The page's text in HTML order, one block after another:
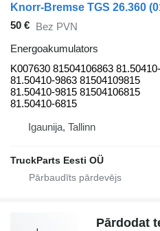
50 € Bez PVN
Energoakumulators
K007630 81504106863
81.50410-9863 81504109815
81.50410-9815 81504106815
81.50410-6815
Igaunija, Tallinn
TruckParts Eesti OÜ
Pārdodat